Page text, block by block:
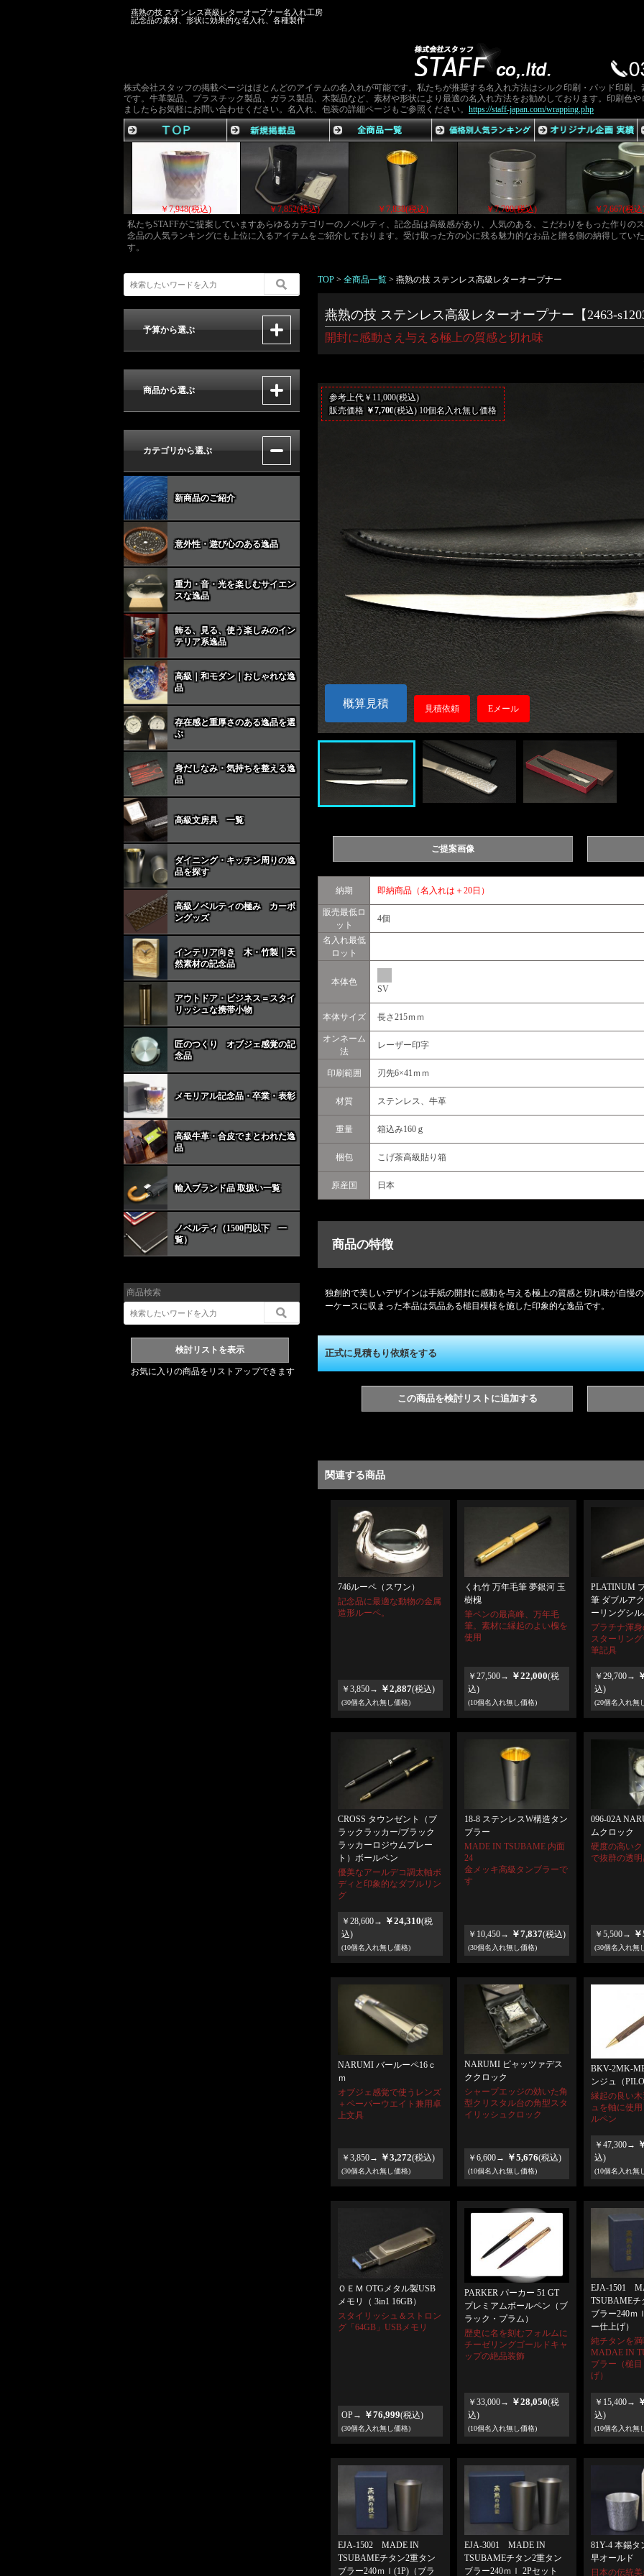
燕熟の技 ステンレス高級レターオープナー名入れ工房
記念品の素材、形状に効果的な名入れ、各種製作
株式会社スタッフの掲載ページはほとんどのアイテムの名入れが可能です。私たちが推奨する名入れ方法はシルク印刷・パッド印刷
です。牛革製品、プラスチック製品、ガラス製品、木製品など、素材や形状により最適の名入れ方法をお勧めしております。印刷色
ましたらお気軽にお問い合わせください。名入れ、包装の詳細ページもご参照ください。 https://staff-japan.com/wrapping.php
￥8,034(税込) ￥7,948(税込) ￥7,948(税込) ￥7,852(税込)
￥7,838(税込)
私たちSTAFFがご提案していますあらゆるカテゴリーのノベルティ、記念品は高級感があり、人気のある、こだわりをもった作りの
念品の人気ランキングにも上位に入るアイテムをご紹介しております。受け取った方の心に残る魅力的なお品と贈る側の納得してい
す。
TOP > 全商品一覧 > 燕熟の技 ステンレス高級レターオープナー
燕熟の技 ステンレス高級レターオープナー【2463-
開封に感動さえ与える極上の質感と切れ味
参考上代￥11,000(税込)
販売価格 ￥7,700(税込) 10個名入れ無し価格
概算見積 見積依頼 Eメール
ご提案画像
納期 即納商品（名入れは＋20日）
販売最低ロ
ット
4個
名入れ最低
ロット
本体色
SV
本体サイズ 長さ215ｍｍ
オンネーム
法
レーザー印字
印刷範囲 刃先6×41ｍｍ
材質 ステンレス、牛革
重量 箱込み160ｇ
梱包 こげ茶高級貼り箱
原産国 日本
商品の特徴
独創的で美しいデザインは手紙の開封に感動を与える極上の質感と切れ味が自慢
ーケースに収まった本品は気品ある槌目模様を施した印象的な逸品です。
正式に見積もり依頼をする
この商品を検討リストに追加する
関連する商品
746ルーペ（スワン）
記念品に最適な動物の金属
造形ルーペ。
￥3,850→ ￥2,887(税込)
(30個名入れ無し価格)
くれ竹 万年毛筆 夢銀河 玉
樹槐
筆ペンの最高峰、万年毛
筆。素材に縁起のよい槐を
使用
￥27,500→ ￥22,000(税
込)
(10個名入れ無し価格)
PLATINUM
筆 ダブルア
ーリングシ
プラチナ渾
スターリン
筆記具
￥29,700→
込)
(20個名入れ無
CROSS タウンゼント（ブ
ラックラッカー/ブラック
ラッカーロジウムプレー
ト）ボールペン
優美なアールデコ調太軸ボ
ディと印象的なダブルリン
グ
￥28,600→ ￥24,310(税
込)
(10個名入れ無し価格)
18-8 ステンレスW構造タン
ブラー
MADE IN TSUBAME 内面
24
金メッキ高級タンブラーで
す
￥10,450→ ￥7,837(税込)
(30個名入れ無し価格)
096-02A
ムクロック
硬度の高い
で抜群の透
￥5,500→
(30個名入れ無
NARUMI バールーペ16ｃ
ｍ
オブジェ感覚で使うレンズ
＋ペーパーウエイト兼用卓
上文具
￥3,850→ ￥3,272(税込)
(30個名入れ無し価格)
NARUMI ピャッツァデス
ククロック
シャープエッジの効いた角
型クリスタル台の角型スタ
イリッシュクロック
￥6,600→ ￥5,676(税込)
(10個名入れ無し価格)
BKV-2MK-
ンジュ（
縁起の良い
ュを軸に使
ルペン
￥47,300→
込)
(10個名入れ無
ＯＥＭ OTGメタル製USB
メモリ（ 3in1 16GB）
スタイリッシュ＆ストロン
グ「64GB」USBメモリ
OP→ ￥76,999(税込)
(30個名入れ無し価格)
PARKER パーカー 51 GT
プレミアムボールペン（ブ
ラック・プラム）
歴史に名を刻むフォルムに
チーゼリングゴールドキャ
ップの絶品装飾
￥33,000→ ￥28,050(税
込)
(10個名入れ無し価格)
EJA-1501
TSUBAMEチ
ブラー240ｍ
ー仕上げ）
純チタンを
MADAE IN
ブラー（槌
げ）
￥15,400→
込)
(10個名入れ無
EJA-1502 MADE IN
TSUBAMEチタン2重タン
ブラー240ｍｌ(1P)（ブラ
EJA-3001 MADE IN
TSUBAMEチタン2重タン
ブラー240ｍｌ 2Pセット
81Y-4 本錫
早オールド
日本の伝統
予算から選ぶ
商品から選ぶ
カテゴリから選ぶ
新商品のご紹介
意外性・遊び心のある逸品
重力・音・光を楽しむサイエン
スな逸品
飾る、見る、使う楽しみのイン
テリア系逸品
高級｜和モダン｜おしゃれな逸
品
存在感と重厚さのある逸品を選
ぶ
身だしなみ・気持ちを整える逸
品
高級文房具 一覧
ダイニング・キッチン周りの逸
品を探す
高級ノベルティの極み カーボ
ングッズ
インテリア向き 木・竹製｜天
然素材の記念品
アウトドア・ビジネス＝スタイ
リッシュな携帯小物
匠のつくり オブジェ感覚の記
念品
メモリアル記念品・卒業・表彰
高級牛革・合皮でまとわれた逸
品
輸入ブランド品 取扱い一覧
ノベルティ（1500円以下 一
覧）
商品検索
お気に入りの商品をリストアップできます